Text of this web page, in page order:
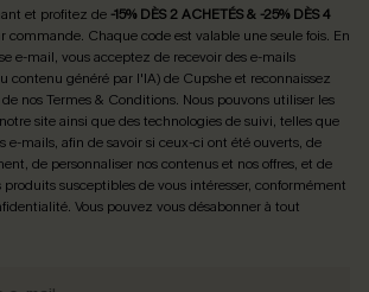
et profitez de -15% DÈS 2 ACHETÉS & -25% DÈS 4
commande. Chaque code est valable une seule fois. En
e-mail, vous acceptez de recevoir des e-mails
contenu généré par l'IA) de Cupshe et reconnaissez
nosTermes & Conditions. Nous pouvons utiliser les
site ainsi que des technologies de suivi, telles que
e-mails, afin de savoir si ceux-ci ont été ouverts, de
de personnaliser nos contenus et nos offres, et de
susceptibles de vous intéresser, conformément
. Vous pouvez vous désabonner à tout